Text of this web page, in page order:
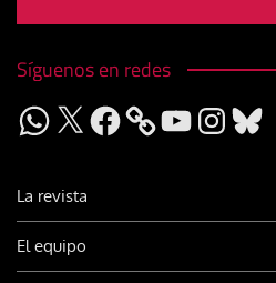
Síguenos en redes
WhatsApp
X Facebook YouTubeInstagram
Bluesky
La revista
El equipo